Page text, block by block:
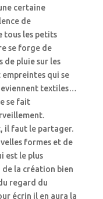
certaine
de
tous les petits
se forge de
de pluie sur les
qui se
textiles…
se fait
il faut le partager.
formes et de
est le plus
de la création bien
regard du
écrin il en aura la